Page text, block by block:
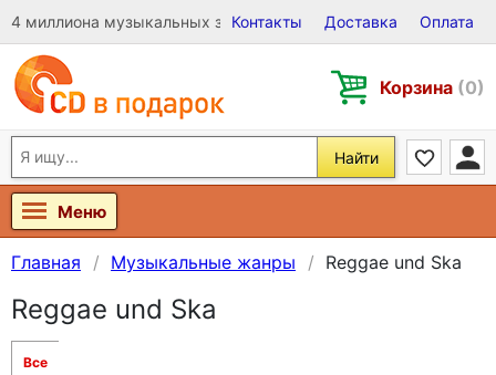
4 миллиона музыкальных записей на Виниле, CD и DVD
Контакты Доставка Оплата
Корзина (0)
Найти
Меню
Главная Музыкальные жанры Reggae und Ska
Reggae und Ska
Все